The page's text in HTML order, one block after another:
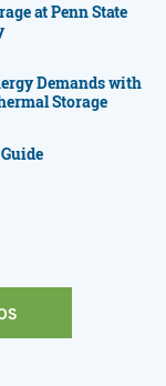
at Penn State
Demands with
Storage